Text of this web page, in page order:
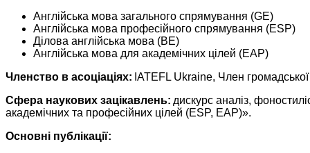
Англійська мова загального спрямування (GE)
Англійська мова професійного спрямування (ESP)
Ділова англійська мова (BE)
Англійська мова для академічних цілей (EAP)
Членство в асоціаціях: IATEFL Ukraine, Член
Сфера наукових зацікавлень: дискурс аналіз,
академічних та професійних цілей (ESP, EAP)».
Основні публікації: